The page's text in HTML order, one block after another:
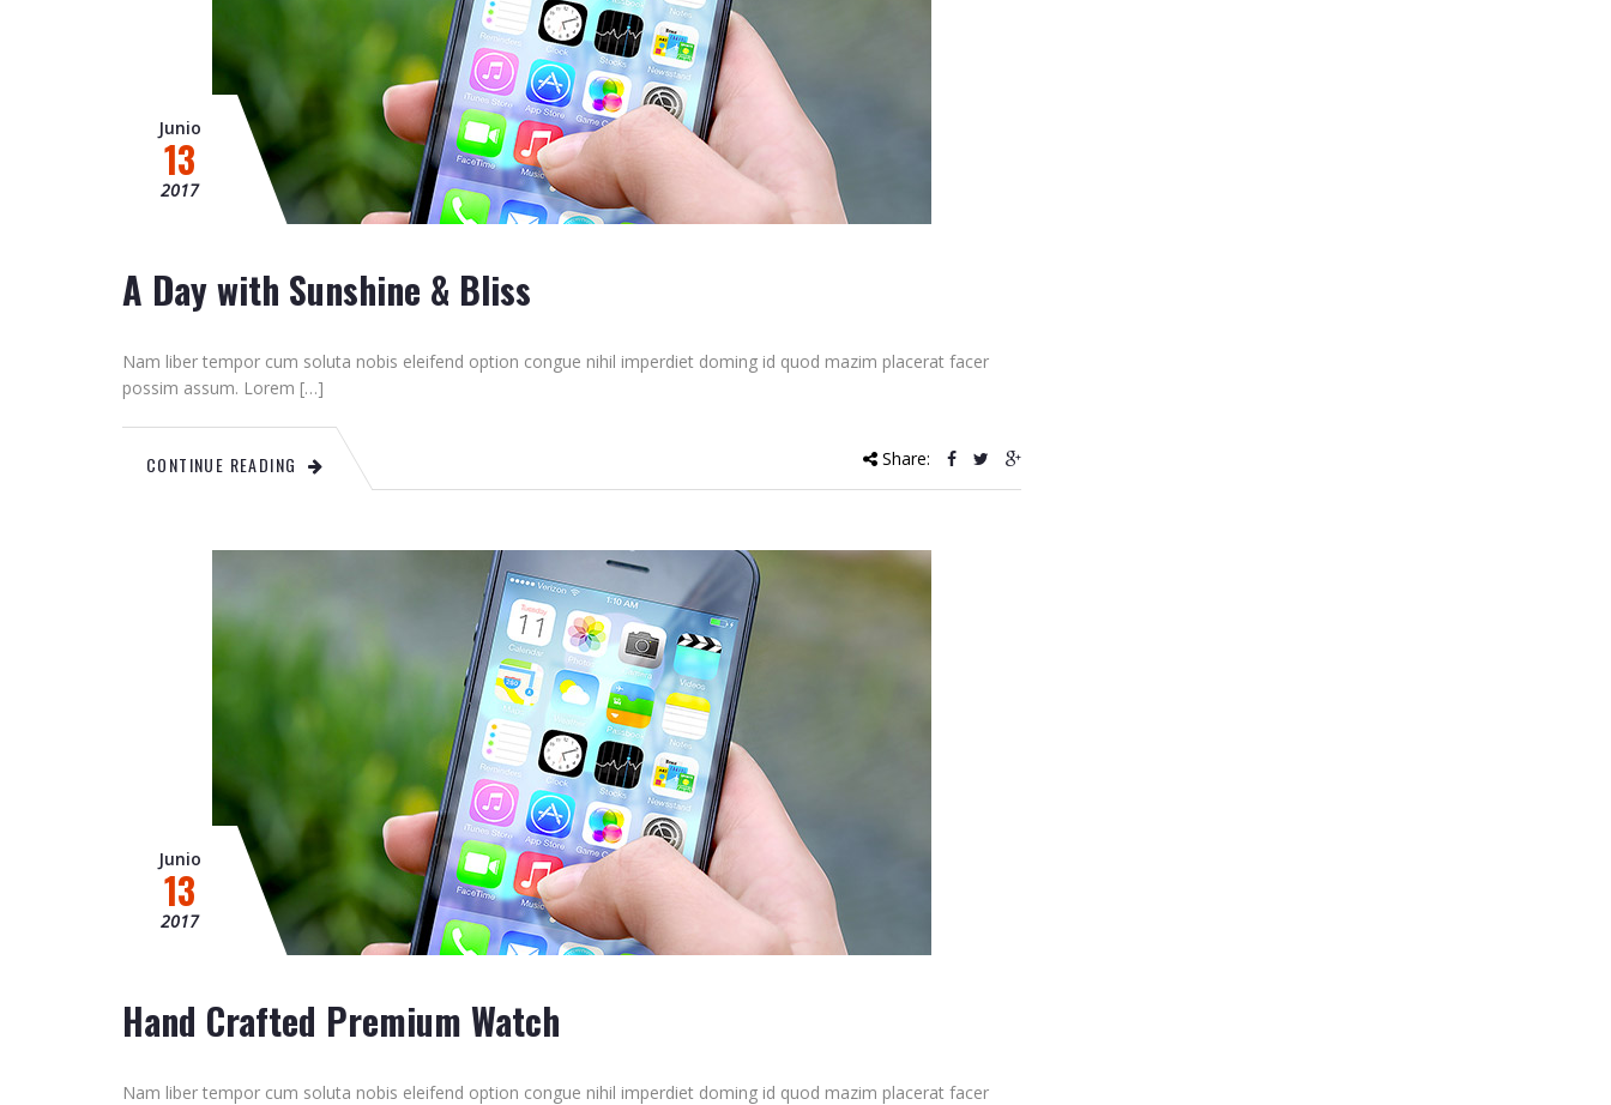
Junio
13
2017
A Day with Sunshine & Bliss
Nam liber tempor cum soluta nobis eleifend option congue nihil imperdiet doming id quod mazim placerat facer
possim assum. Lorem […]
CONTINUE READING Share:
Junio
13
2017
Hand Crafted Premium Watch
Nam liber tempor cum soluta nobis eleifend option congue nihil imperdiet doming id quod mazim placerat facer